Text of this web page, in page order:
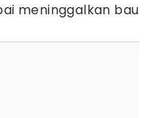
meninggalkan bau